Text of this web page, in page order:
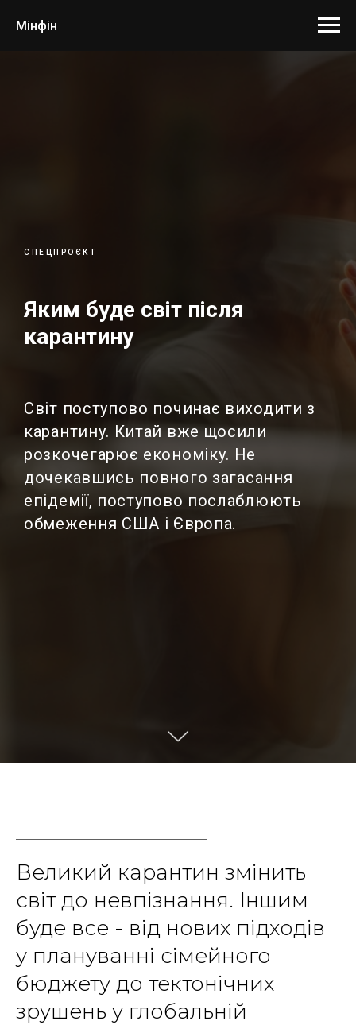
Мінфін
СПЕЦПРОЄКТ
Яким буде світ після
карантину
Світ поступово починає виходити з
карантину. Китай вже щосили
розкочегарює економіку. Не
дочекавшись повного загасання
епідемії, поступово послаблюють
обмеження США і Європа.
Великий карантин змінить
світ до невпізнання. Іншим
буде все - від нових підходів
у плануванні сімейного
бюджету до тектонічних
зрушень у глобальній